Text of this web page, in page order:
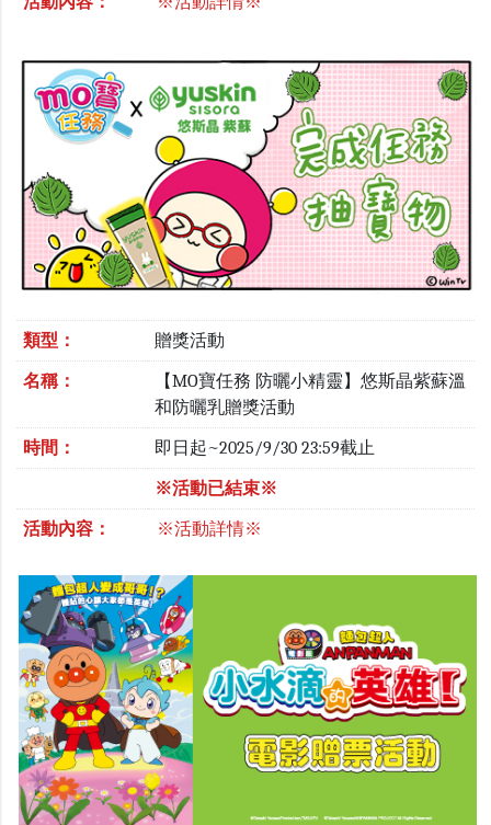
類型： 贈獎活動
名稱：
【MO寶任務 防曬小精靈】悠斯晶紫蘇溫
和防曬乳贈獎活動
時間： 即日起~2025/9/30 23:59截止
※活動已結束※
活動內容： ※活動詳情※